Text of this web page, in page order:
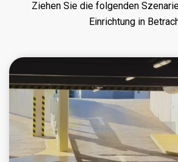
Ziehen Sie die folgenden
Einrichtung in